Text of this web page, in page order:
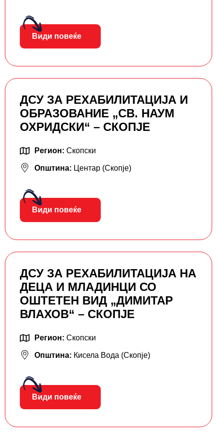
Види повеќе
ДСУ ЗА РЕХАБИЛИТАЦИЈА И
ОБРАЗОВАНИЕ „СВ. НАУМ
ОХРИДСКИ“ – СКОПЈЕ
Регион: Скопски
Општина: Центар (Скопје)
Види повеќе
ДСУ ЗА РЕХАБИЛИТАЦИЈА НА
ДЕЦА И МЛАДИНЦИ СО
ОШТЕТЕН ВИД „ДИМИТАР
ВЛАХОВ“ – СКОПЈЕ
Регион: Скопски
Општина: Кисела Вода (Скопје)
Види повеќе